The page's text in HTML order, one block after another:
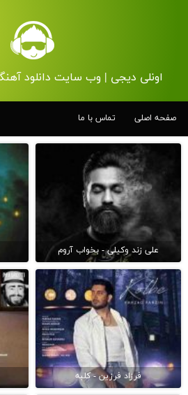
اونلی دیجی | وب سایت دانلود
صفحه اصلی تماس با ما
علی زند وکیلی - بخواب آروم
فرزاد فرزین - کلبه